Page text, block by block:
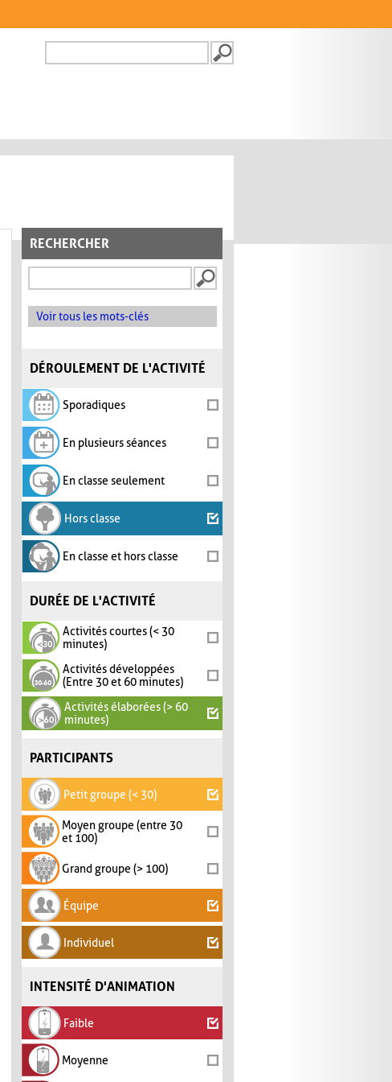
FORMULAIRE DE
RECHERCHER
Voir tous les mots-clés
DÉROULEMENT DE L'ACTIVITÉ
Sporadiques
En plusieurs séances
En classe seulement
Hors classe
En classe et hors classe
DURÉE DE L'ACTIVITÉ
Activités courtes (< 30
minutes)
Activités développées
(Entre 30 et 60 minutes)
Activités élaborées (> 60
minutes)
PARTICIPANTS
Petit groupe (< 30)
Moyen groupe (entre 30
et 100)
Grand groupe (> 100)
Équipe
Individuel
INTENSITÉ D'ANIMATION
Faible
Moyenne